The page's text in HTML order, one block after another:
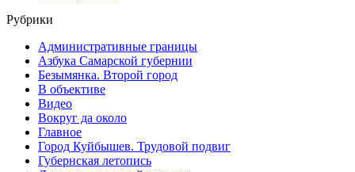
Рубрики
Административные границы
Азбука Самарской губернии
Безымянка. Второй город
В объективе
Видео
Вокруг да около
Главное
Город Куйбышев. Трудовой подвиг
Губернская летопись